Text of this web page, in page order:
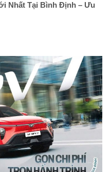
Nhất Tại Bình Định – Ưu